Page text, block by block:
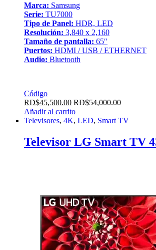
Marca: Samsung
Serie: TU7000
Tipo de Panel: HDR, LED
Resolución: 3,840 x 2,160
Tamaño de pantalla: 65″
Puertos: HDMI / USB / ETHERNET
Audio: Bluetooth
Código
RD$45,500.00 RD$54,000.00
Añadir al carrito
Televisores, 4K, LED, Smart TV
Televisor LG Smart TV